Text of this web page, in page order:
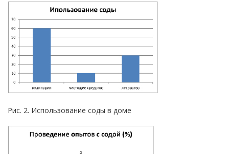
Рис. 2. Использование соды в доме